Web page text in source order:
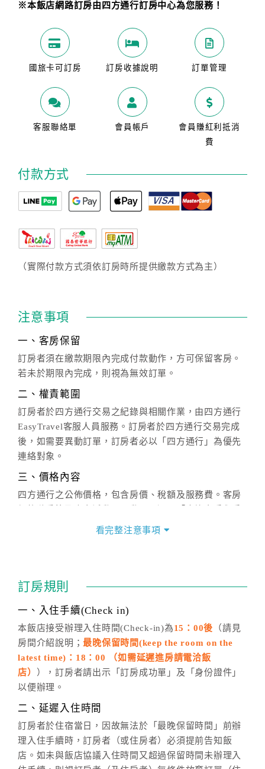
※本飯店網路訂房由四方通行訂房中心為您服務！
國旅卡可訂房 訂房收據說明 訂單管理
客服聯絡單 會員帳戶
會員賺紅利抵消
費
付款方式
（實際付款方式須依訂房時所提供繳款方式為主）
注意事項
一、客房保留
訂房者須在繳款期限內完成付款動作，方可保留客房。
若未於期限內完成，則視為無效訂單。
二、權責範圍
訂房者於四方通行交易之紀錄與相關作業，由四方通行
EasyTravel客服人員服務。訂房者於四方通行交易完成
後，如需要異動訂單，訂房者必以「四方通行」為優先
連絡對象。
三、價格內容
四方通行之公佈價格，包含房價、稅額及服務費。客房
價」之當日價格為標準。
話方式異動訂單。
※非客服時間之申辦異動，皆為次日計算及辦理。
五、客服時間
週一至週日，上午9:00～晚上6:00
六、聯絡方式
週一至週日：
看完整注意事項
訂房規則
一、入住手續(Check in)
本飯店接受辦理入住時間(Check-in)為15：00後 （請見
房間介紹說明；最晚保留時間(keep the room on the
latest time)：18：00 （如需延遲進房請電洽飯
店）
），訂房者請出示「訂房成功單」及「身份證件」
以便辦理。
二、延遲入住時間
訂房者於住宿當日，因故無法於「最晚保留時間」前辦
理入住手續時，訂房者（或住房者）必須提前告知飯
店。如未與飯店協議入住時間又超過保留時間未辦理入